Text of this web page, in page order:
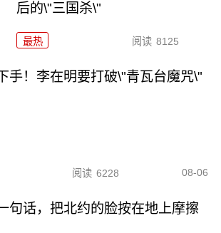
后的\"三国杀\"
最热 阅读 8125
手！李在明要打破\"青瓦台魔咒\"
阅读 6228 08-06
句话，把北约的脸按在地上摩擦